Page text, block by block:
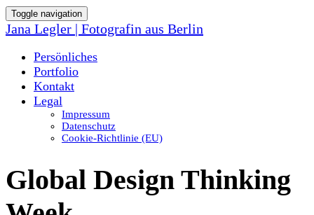
Toggle navigation
Jana Legler | Fotografin aus Berlin
Persönliches
Portfolio
Kontakt
Legal
Impressum
Datenschutz
Cookie-Richtlinie (EU)
Global Design Thinking